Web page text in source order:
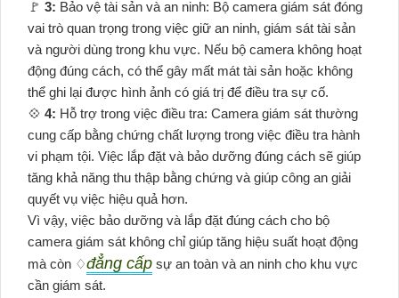
️🚩 3: Bảo vệ tài sản và an ninh: Bộ camera giám sát đóng
vai trò quan trọng trong việc giữ an ninh, giám sát tài sản
và người dùng trong khu vực. Nếu bộ camera không hoạt
động đúng cách, có thể gây mất mát tài sản hoặc không
thể ghi lại được hình ảnh có giá trị để điều tra sự cố.
💠 4: Hỗ trợ trong việc điều tra: Camera giám sát thường
cung cấp bằng chứng chất lượng trong việc điều tra hành
vi phạm tội. Việc lắp đặt và bảo dưỡng đúng cách sẽ giúp
tăng khả năng thu thập bằng chứng và giúp công an giải
quyết vụ việc hiệu quả hơn.
Vì vậy, việc bảo dưỡng và lắp đặt đúng cách cho bộ
camera giám sát không chỉ giúp tăng hiệu suất hoạt động
mà còn ♢đẳng cấp sự an toàn và an ninh cho khu vực
cần giám sát.